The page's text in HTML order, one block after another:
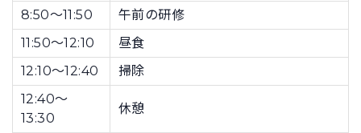
8:50〜11:50
午前の研修
11:50〜12:10
昼食
12:10〜12:40
掃除
12:40〜
13:30
休憩